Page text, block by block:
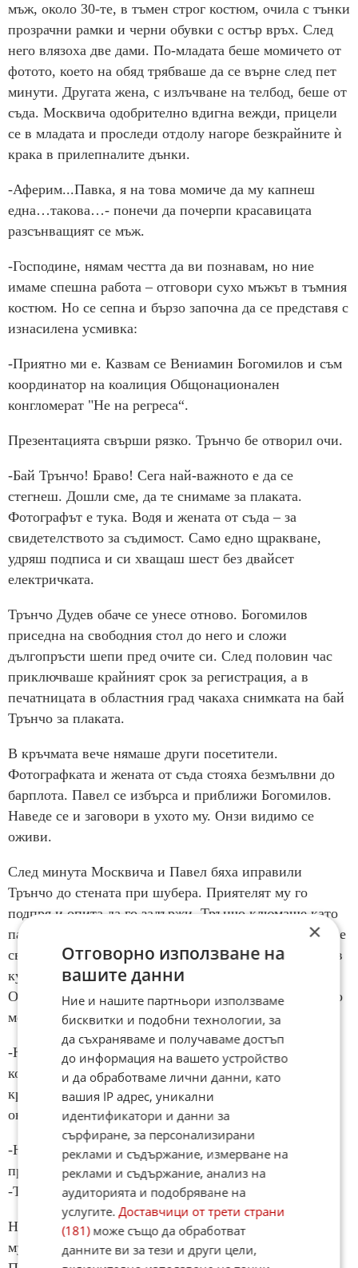
мъж, около 30-те, в тъмен строг костюм, очила с тънки
прозрачни рамки и черни обувки с остър връх. След
него влязоха две дами. По-младата беше момичето от
фотото, което на обяд трябваше да се върне след пет
минути. Другата жена, с излъчване на телбод, беше от
съда. Москвича одобрително вдигна вежди, прицели
се в младата и проследи отдолу нагоре безкрайните ѝ
крака в прилепналите дънки.
-Аферим...Павка, я на това момиче да му капнеш
една…такова…- понечи да почерпи красавицата
разсънващият се мъж.
-Господине, нямам честта да ви познавам, но ние
имаме спешна работа – отговори сухо мъжът в тъмния
костюм. Но се сепна и бързо започна да се представя с
изнасилена усмивка:
-Приятно ми е. Казвам се Вениамин Богомилов и съм
координатор на коалиция Общонационален
конгломерат "Не на регреса“.
Презентацията свърши рязко. Трънчо бе отворил очи.
-Бай Трънчо! Браво! Сега най-важното е да се
стегнеш. Дошли сме, да те снимаме за плаката.
Фотографът е тука. Водя и жената от съда – за
свидетелството за съдимост. Само едно щракване,
удряш подписа и си хващаш шест без двайсет
електричката.
Трънчо Дудев обаче се унесе отново. Богомилов
приседна на свободния стол до него и сложи
дългопръсти шепи пред очите си. След половин час
приключваше крайният срок за регистрация, а в
печатницата в областния град чакаха снимката на бай
Трънчо за плаката.
В кръчмата вече нямаше други посетители.
Фотографката и жената от съда стояха безмълвни до
барплота. Павел се избърса и приближи Богомилов.
Наведе се и заговори в ухото му. Онзи видимо се
оживи.
След минута Москвича и Павел бяха иправили
Трънчо до стената при шубера. Приятелят му го
подпря и опита да го задържи. Трънчо клюмаше като
палачинка. Бутна стар календар на „Левски“, който се
свлече шумно до угасналото кюмбе. Келнерът влезе в
кухнята и през шубера прихвана тумбака на Трънчо.
Оставаше само кандидатът да отвори очи и момичето
можеше да снима.
-Наборе, Донка звъни – кресна Москвича и удари с
коляно Трънчо в слабините. Дудев се ококори и
красавицата успя да направи цели три кадъра, преди
онзи пак да клюмне. Оставаше подписът.
-Няма да се излагаме с фалшификации. Други да го
правят – декларира поуспокоилият се координатор.
-Той ще се подпише.
Настаниха го на масата и Богомилов мушна в ръката
му химикал. Жената от съда извади документа.
×
Отговорно използване на
вашите данни
Ние и нашите партньори използваме
бисквитки и подобни технологии, за
да съхраняваме и получаваме достъп
до информация на вашето устройство
и да обработваме лични данни, като
вашия IP адрес, уникални
идентификатори и данни за
сърфиране, за персонализирани
реклами и съдържание, измерване на
реклами и съдържание, анализ на
аудиторията и подобряване на
услугите.Доставчици от трети страни
(181)може също да обработват
данните ви за тези и други цели,